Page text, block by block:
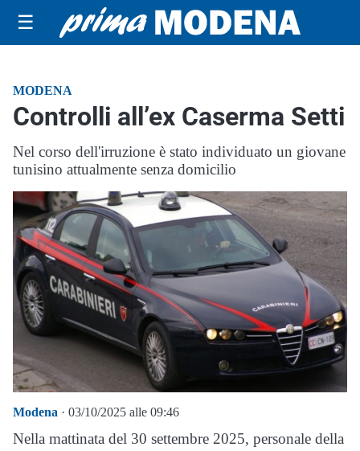
☰
MODENA
Controlli all’ex Caserma Setti
Nel corso dell'irruzione è stato individuato un giovane
tunisino attualmente senza domicilio
Modena · 03/10/2025 alle 09:46
Nella mattinata del 30 settembre 2025, personale della